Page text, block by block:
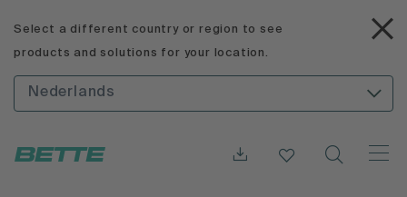
Select a different country or region to see
products and solutions for your location.
Nederlands